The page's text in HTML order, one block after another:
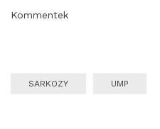
Kommentek
SARKOZY UMP